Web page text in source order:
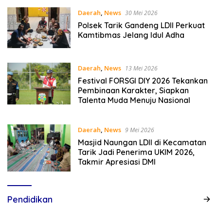
Daerah, News 30 Mei 2026
Polsek Tarik Gandeng LDII Perkuat
Kamtibmas Jelang Idul Adha
Daerah, News 13 Mei 2026
Festival FORSGI DIY 2026 Tekankan
Pembinaan Karakter, Siapkan
Talenta Muda Menuju Nasional
Daerah, News 9 Mei 2026
Masjid Naungan LDII di Kecamatan
Tarik Jadi Penerima UKIM 2026,
Takmir Apresiasi DMI
Pendidikan